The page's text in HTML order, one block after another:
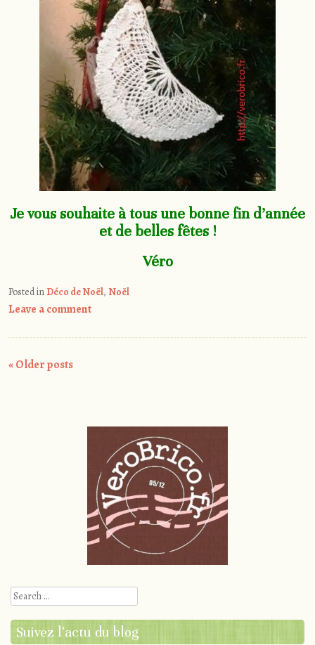
Je vous souhaite à tous une bonne fin d’année
et de belles fêtes !
Véro
Posted in Déco de Noël, Noël
Leave a comment
Post
«Older posts
Search
Suivez l'actu du blog